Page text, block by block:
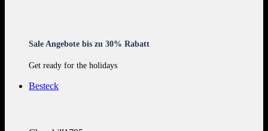
Sale Angebote bis zu 30% Rabatt
Get ready for the holidays
Besteck